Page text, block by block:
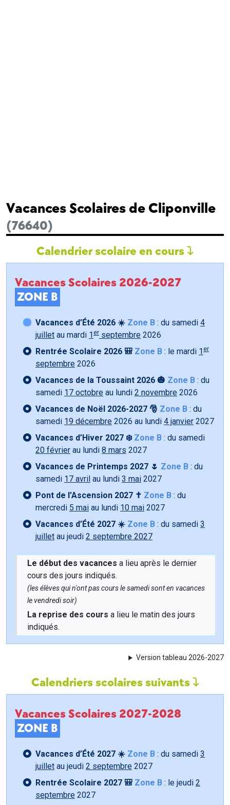
Vacances Scolaires de Cliponville
(76640)
Calendrier scolaire en cours
Vacances Scolaires 2026-2027
ZONE B
Vacances d’Été 2026 ☀️ Zone B : du samedi 4
juillet au mardi 1 er septembre 2026
Rentrée Scolaire 2026 🎒 Zone B : le mardi 1 er
septembre 2026
Vacances de la Toussaint 2026 🎃 Zone B : du
samedi 17 octobre au lundi 2 novembre 2026
Vacances de Noël 2026-2027 🎅 Zone B : du
samedi 19 décembre 2026 au lundi 4 janvier 2027
Vacances d’Hiver 2027 ❄️ Zone B : du samedi
20 février au lundi 8 mars 2027
Vacances de Printemps 2027 🌷 Zone B : du
samedi 17 avril au lundi 3 mai 2027
Pont de l’Ascension 2027 ✝️ Zone B : du
mercredi 5 mai au lundi 10 mai 2027
Vacances d’Été 2027 ☀️ Zone B : du samedi 3
juillet au jeudi 2 septembre 2027
Le début des vacances a lieu après le dernier
cours des jours indiqués.
(les élèves qui n'ont pas cours le samedi sont en vacances
le vendredi soir)
La reprise des cours a lieu le matin des jours
indiqués.
Version tableau 2026-2027
Calendriers scolaires suivants
Vacances Scolaires 2027-2028
ZONE B
Vacances d’Été 2027 ☀️ Zone B : du samedi 3
juillet au jeudi 2 septembre 2027
Rentrée Scolaire 2027 🎒 Zone B : le jeudi 2
septembre 2027